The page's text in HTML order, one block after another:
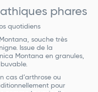
phares
quotidiens
souche très
Issue de la
Montana en granules,
cas d’arthrose ou
pour